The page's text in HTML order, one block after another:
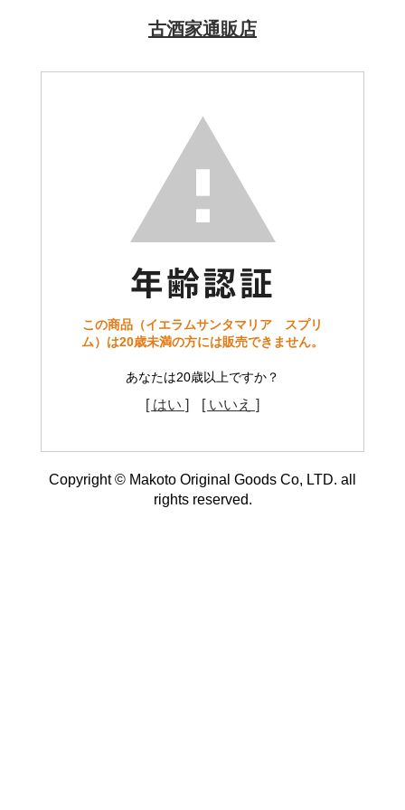
古酒家通販店
この商品（イエラムサンタマリア スプリ
ム）は20歳未満の方には販売できません。
あなたは20歳以上ですか？
[ はい ] [ いいえ ]
Copyright © Makoto Original Goods Co, LTD. all
rights reserved.